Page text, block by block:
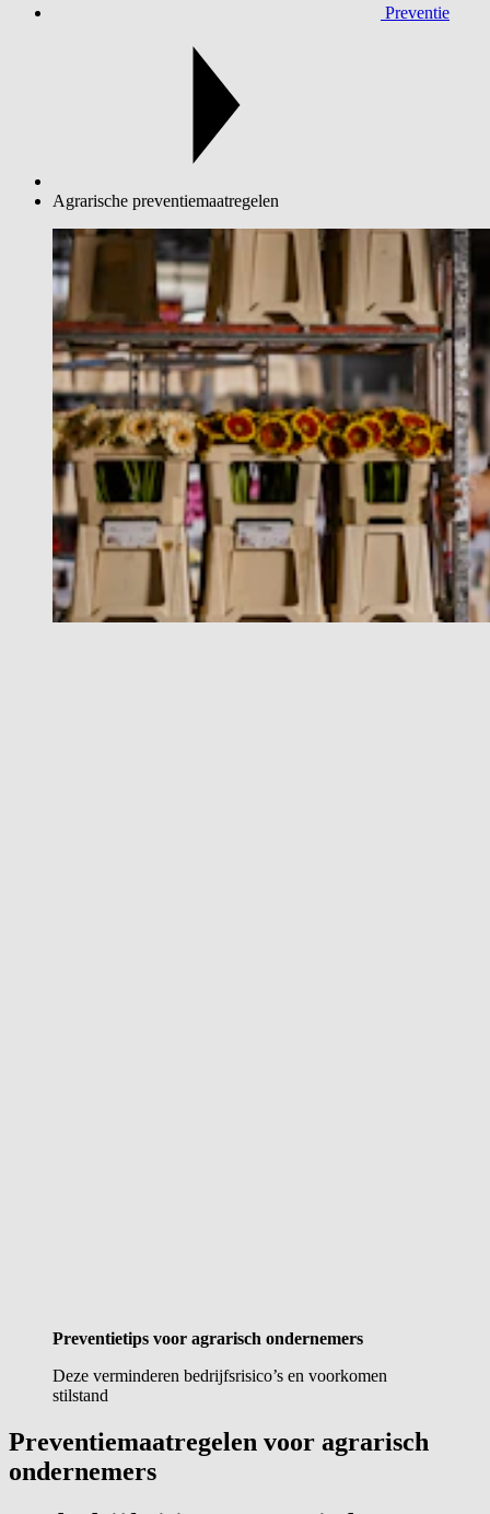
Preventie
Agrarische preventiemaatregelen
Preventietips voor agrarisch ondernemers
Deze verminderen bedrijfsrisico’s en voorkomen
stilstand
Preventiemaatregelen voor agrarisch
ondernemers